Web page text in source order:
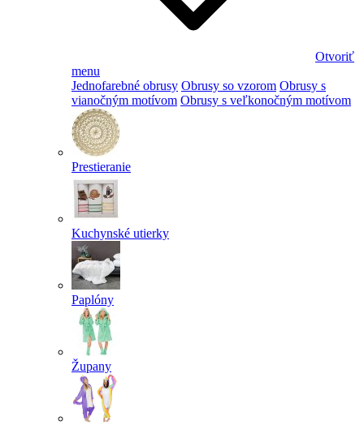
Otvoriť
menu
Jednofarebné obrusy Obrusy so vzorom Obrusy s
vianočným motívom Obrusy s veľkonočným motívom
Prestieranie
Kuchynské utierky
Paplóny
Župany